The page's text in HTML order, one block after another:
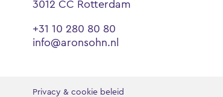
3012 CC Rotterdam
+31 10 280 80 80
info@aronsohn.nl
Privacy & cookie beleid